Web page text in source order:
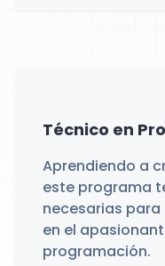
Técnico en
Aprendiendo a
este programa
necesarias
en el
programación.